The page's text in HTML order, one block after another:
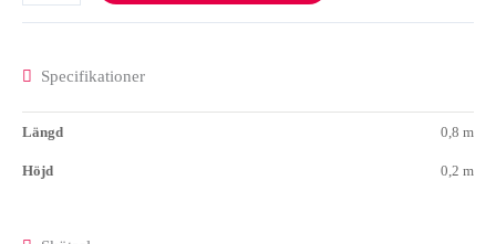
Specifikationer
Längd 0,8 m
Höjd 0,2 m